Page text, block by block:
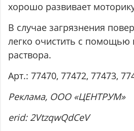
хорошо развивает
В случае загрязнения
легко очистить с
раствора.
Арт.: 77470, 77472, 77473,
Реклама, ООО«ЦЕНТРУМ»
erid: 2VtzqwQdCeV